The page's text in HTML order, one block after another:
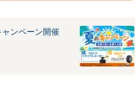
ンペーン開催